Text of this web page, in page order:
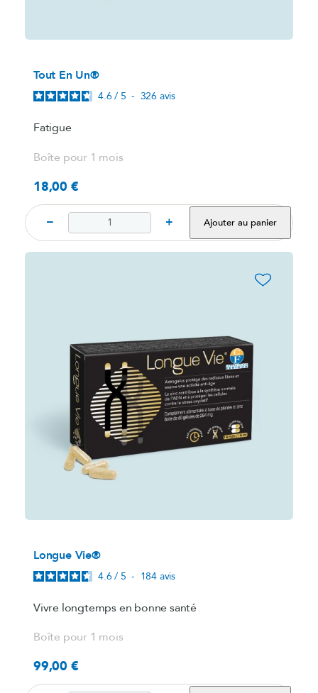
Tout En Un®
4.6 / 5 - 326 avis
Fatigue
Boîte pour 1 mois
Prix
18,00 €
− + Ajouter au panier
favorite_border
Longue Vie®
4.6 / 5 - 184 avis
Vivre longtemps en bonne santé
Boîte pour 1 mois
Prix
99,00 €